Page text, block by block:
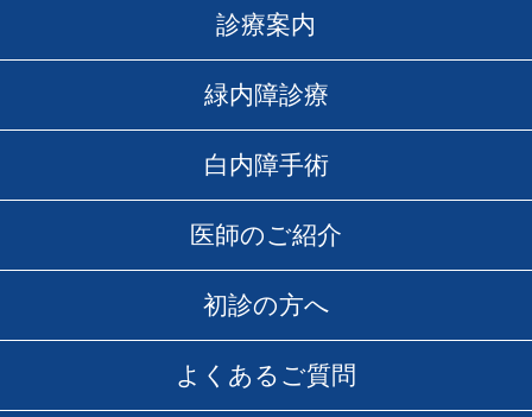
診療案内
緑内障診療
白内障手術
医師のご紹介
初診の方へ
よくあるご質問